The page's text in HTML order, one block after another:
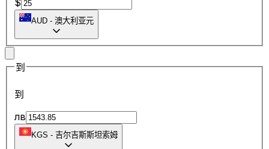
AUD - 澳大利亚元
到
到
лв
KGS - 吉尔吉斯斯坦索姆